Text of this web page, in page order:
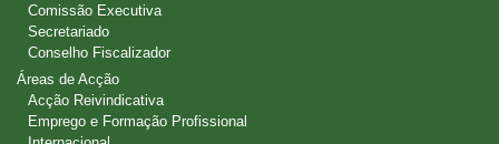
Comissão Executiva
Secretariado
Conselho Fiscalizador
Áreas de Acção
Acção Reivindicativa
Emprego e Formação Profissional